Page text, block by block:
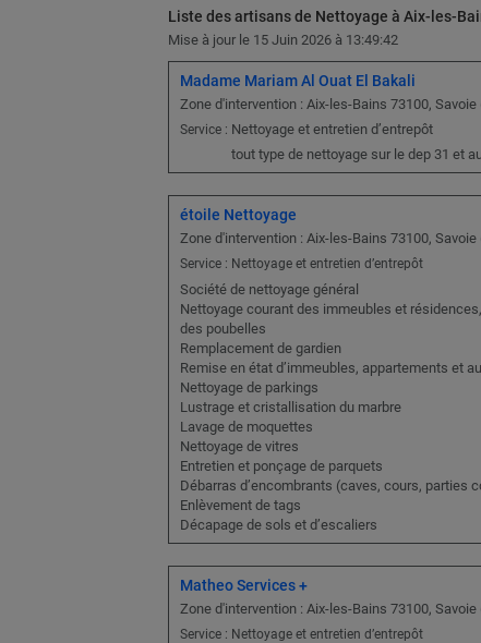
Liste des artisans de Nettoyage à Aix-les-
Mise à jour le 15 Juin 2026 à 13:49:42
Madame Mariam Al Ouat El Bakali
Zone d'intervention : Aix-les-Bains 73100, Savoie
Service : Nettoyage et entretien d’entrepôt
tout type de nettoyage sur le dep 31 et
étoile Nettoyage
Zone d'intervention : Aix-les-Bains 73100, Savoie
Service : Nettoyage et entretien d’entrepôt
Société de nettoyage général
Nettoyage courant des immeubles et
des poubelles
Remplacement de gardien
Remise en état d’immeubles, appartements et
Nettoyage de parkings
Lustrage et cristallisation du marbre
Lavage de moquettes
Nettoyage de vitres
Entretien et ponçage de parquets
Débarras d’encombrants (caves, cours, parties
Enlèvement de tags
Décapage de sols et d’escaliers
Matheo Services +
Zone d'intervention : Aix-les-Bains 73100, Savoie
Service : Nettoyage et entretien d’entrepôt